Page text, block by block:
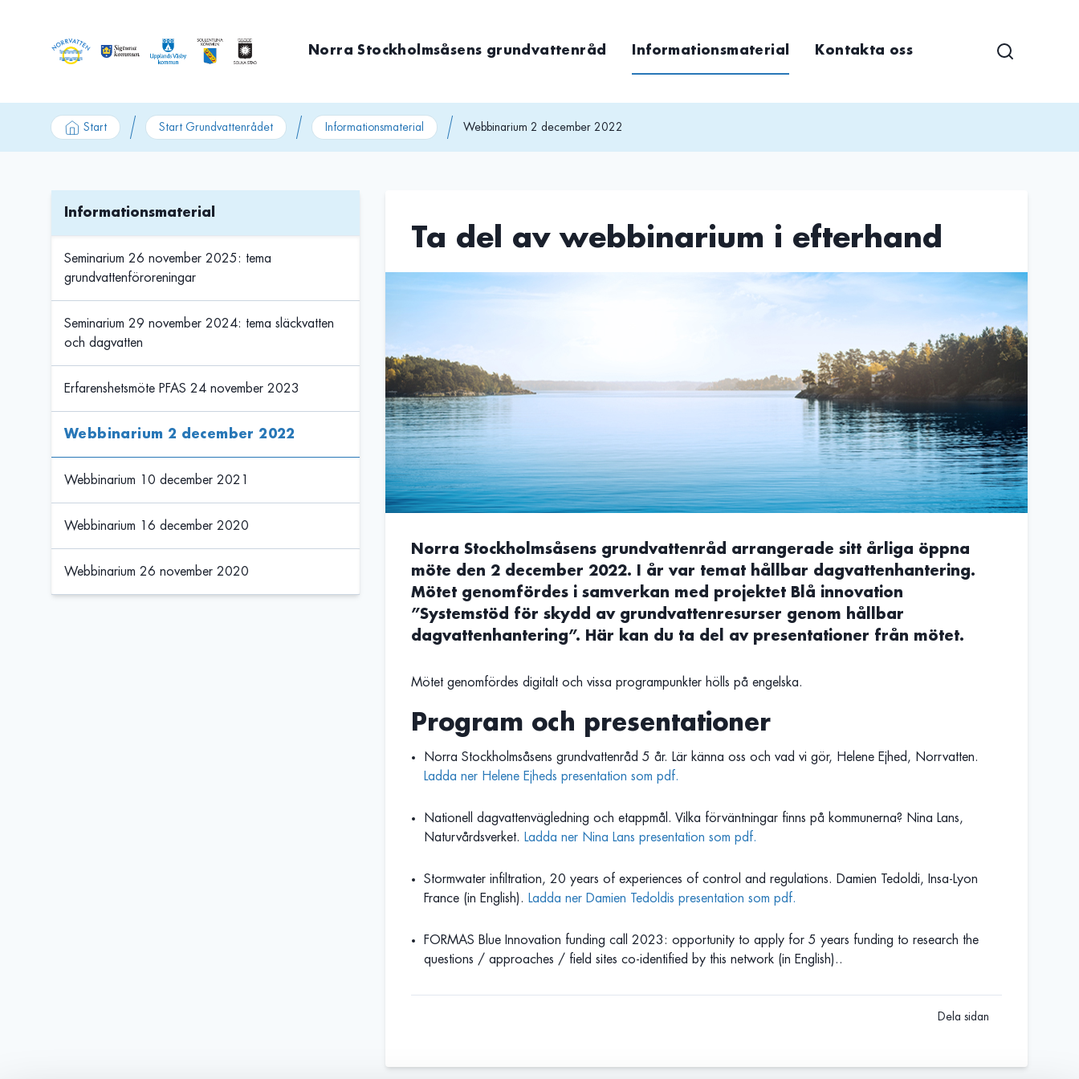
Norra Stockholmsåsens grundvattenråd Informationsmaterial Kontakta oss
Start Start Grundvattenrådet Informationsmaterial Webbinarium 2 december 2022
Informationsmaterial
Seminarium 26 november 2025: tema
grundvattenföroreningar
Seminarium 29 november 2024: tema släckvatten
och dagvatten
Erfarenshetsmöte PFAS 24 november 2023
Webbinarium 2 december 2022
Webbinarium 10 december 2021
Webbinarium 16 december 2020
Webbinarium 26 november 2020
Ta del av webbinarium i efterhand
Norra Stockholmsåsens grundvattenråd arrangerade sitt årliga öppna
möte den 2 december 2022. I år var temat hållbar dagvattenhantering.
Mötet genomfördes i samverkan med projektet Blå innovation
”Systemstöd för skydd av grundvattenresurser genom hållbar
dagvattenhantering”. Här kan du ta del av presentationer från mötet.
Mötet genomfördes digitalt och vissa programpunkter hölls på engelska.
Program och presentationer
Norra Stockholmsåsens grundvattenråd 5 år. Lär känna oss och vad vi gör, Helene Ejhed, Norrvatten.
Ladda ner Helene Ejheds presentation som pdf.
Nationell dagvattenvägledning och etappmål. Vilka förväntningar finns på kommunerna? Nina Lans,
Naturvårdsverket. Ladda ner Nina Lans presentation som pdf.
Stormwater infiltration, 20 years of experiences of control and regulations. Damien Tedoldi, Insa-Lyon
France (in English). Ladda ner Damien Tedoldis presentation som pdf.
FORMAS Blue Innovation funding call 2023: opportunity to apply for 5 years funding to research the
questions / approaches / field sites co-identified by this network (in English)..
Dela sidan